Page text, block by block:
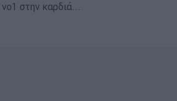
στην καρδιά...